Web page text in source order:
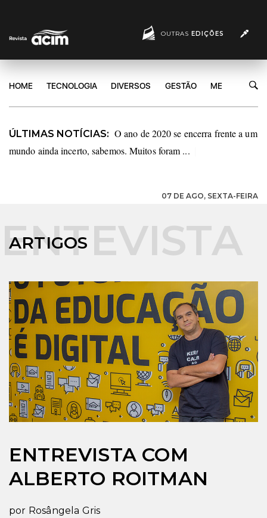
OUTRAS EDIÇÕES
HOME TECNOLOGIA DIVERSOS GESTÃO MERCADO
ÚLTIMAS NOTÍCIAS: O ano de 2020 se encerra frente a um
mundo ainda incerto, sabemos. Muitos foram ...
07 DE AGO, SEXTA-FEIRA
ARTIGOS
ENTREVISTA COM
ALBERTO ROITMAN
por Rosângela Gris